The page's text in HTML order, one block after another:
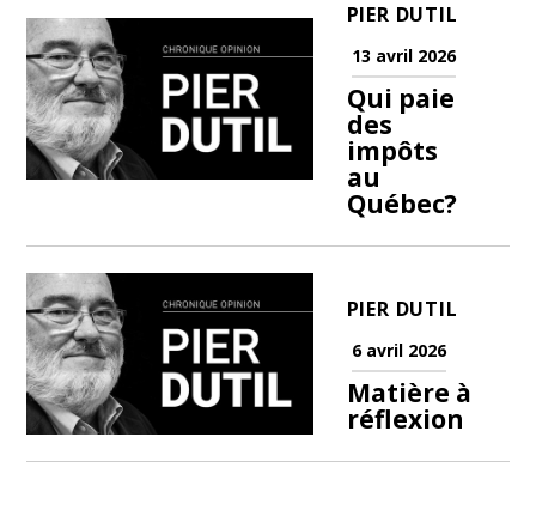
PIER DUTIL
13 avril 2026
Qui paie
des
impôts
au
Québec?
PIER DUTIL
6 avril 2026
Matière à
réflexion